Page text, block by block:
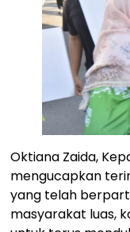
Oktiana Zaida,
mengucapkan
yang telah
masyarakat luas,